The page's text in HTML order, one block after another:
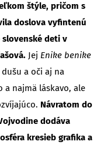
štýle, pričom s
doslova vyfintenú
deti v
Jej Enike benike
a oči aj na
a najmä láskavo, ale
Návratom do
dodáva
kresieb grafika a